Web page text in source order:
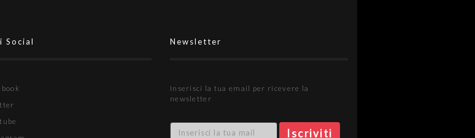
Social Newsletter
Inserisci la tua email per ricevere la
newsletter